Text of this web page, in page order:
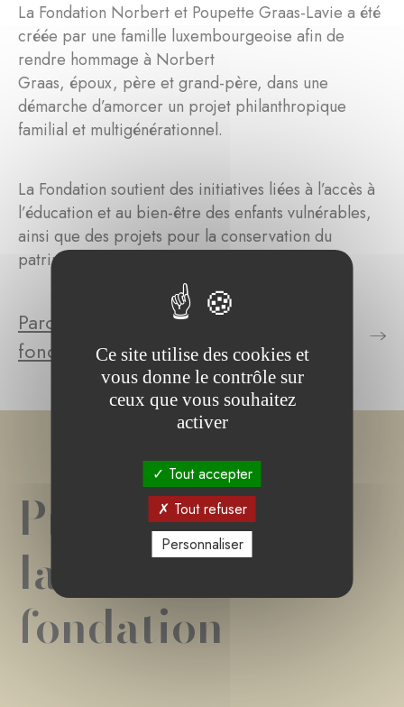
La Fondation Norbert et Poupette Graas-Lavie a été
créée par une famille luxembourgeoise afin de
rendre hommage à Norbert
Graas, époux, père et grand-père, dans une
démarche d’amorcer un projet philanthropique
familial et multigénérationnel.
La Fondation soutient des initiatives liées à l’accès à
l’éducation et au bien-être des enfants vulnérables,
ainsi que des projets pour la conservation du
patrimoine culturel au Luxembourg.
Parcourez le(s) projet(s) de la
fondation
Projet(s) de
la
fondation
Ce site utilise des cookies et
vous donne le contrôle sur
ceux que vous souhaitez
activer
Tout accepter
Tout refuser
Personnaliser